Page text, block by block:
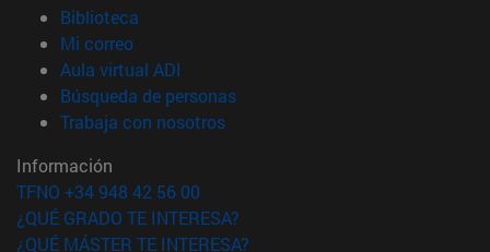
Biblioteca
Mi correo(abre en nueva ventana)
Aula virtual ADI
Búsqueda de personas(abre en nueva ventana)
Trabaja con nosotros(abre en nueva ventana)
Información
TFNO +34 948 42 56 00
¿QUÉ GRADO TE INTERESA?
¿QUÉ MÁSTER TE INTERESA?